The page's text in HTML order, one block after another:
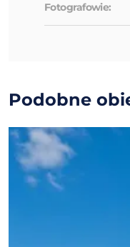
Fotografowie:
Podobne